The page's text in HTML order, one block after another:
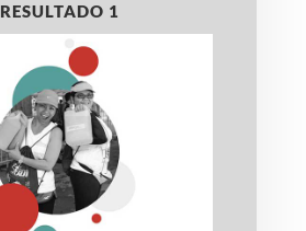
RESULTADO 1